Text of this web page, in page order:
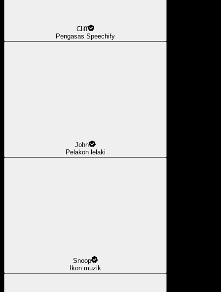
Cliff
Pengasas Speechify
John
Pelakon lelaki
Snoop
Ikon muzik